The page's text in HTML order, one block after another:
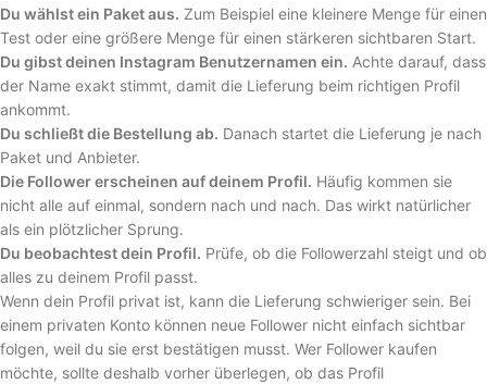
Du wählst ein Paket aus. Zum Beispiel eine kleinere Menge für einen
Test oder eine größere Menge für einen stärkeren sichtbaren Start.
Du gibst deinen Instagram Benutzernamen ein. Achte darauf, dass
der Name exakt stimmt, damit die Lieferung beim richtigen Profil
ankommt.
Du schließt die Bestellung ab. Danach startet die Lieferung je nach
Paket und Anbieter.
Die Follower erscheinen auf deinem Profil. Häufig kommen sie
nicht alle auf einmal, sondern nach und nach. Das wirkt natürlicher
als ein plötzlicher Sprung.
Du beobachtest dein Profil. Prüfe, ob die Followerzahl steigt und ob
alles zu deinem Profil passt.
Wenn dein Profil privat ist, kann die Lieferung schwieriger sein. Bei
einem privaten Konto können neue Follower nicht einfach sichtbar
folgen, weil du sie erst bestätigen musst. Wer Follower kaufen
möchte, sollte deshalb vorher überlegen, ob das Profil